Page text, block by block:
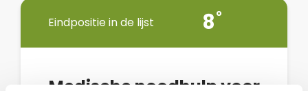
Eindpositie in de lijst 8
Medische noodhulp voor